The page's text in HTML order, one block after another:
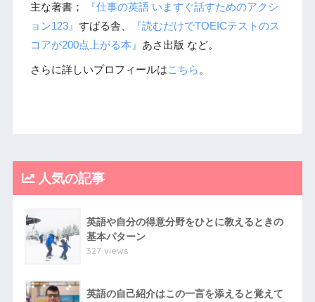
主な著書；
『仕事の英語 いますぐ話すためのアクシ
ョン123』 すばる舎、
『読むだけでTOEICテストのス
コアが200点上がる本』 あさ出版 など。
さらに詳しいプロフィールはこちら 。
人気の記事
英語や自分の得意分野をひとに教えるときの
基本パターン
327 views
英語の自己紹介はこの一言を添えると覚えて